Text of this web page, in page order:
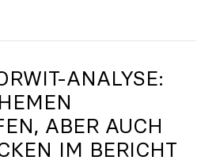
Universitäten sind
ANALYSE:
ABER AUCH
IM BERICHT